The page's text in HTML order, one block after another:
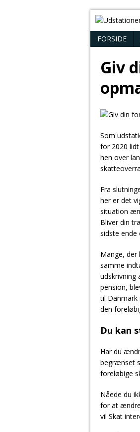
FORSIDE
Giv
Som
for 2020
hen over
Fra
her er det
situation
Bliver din
sidste
Mange,
samme
udskrivning
pension,
til Danmark
den
Du kan
Har du
begrænset
foreløbige
Nåede du
for at
vil Skat